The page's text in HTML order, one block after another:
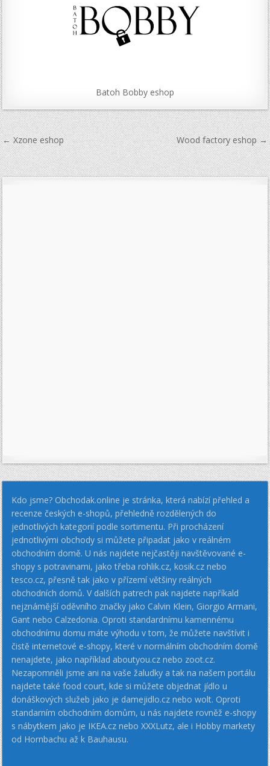
Batoh Bobby eshop
Navigace
pro
příspěvek
← Xzone eshop Wood factory eshop →
Kdo jsme? Obchodak.online je stránka, která nabízí přehled a
recenze českých e-shopů, přehledně rozdělených do
jednotlivých kategorií podle sortimentu. Při procházení
jednotlivými obchody si můžete připadat jako v reálném
obchodním domě. U nás najdete nejčastěji navštěvované e-
shopy s potravinami, jako třeba rohlik.cz, kosik.cz nebo
tesco.cz, přesně tak jako v přízemí většiny reálných
obchodních domů. V dalších patrech pak najdete napříkald
nejznámější oděvního značky jako Calvin Klein, Giorgio Armani,
Gant nebo Calzedonia. Oproti standardnímu kamennému
obchodnímu domu máte výhodu v tom, že můžete navštívit i
čistě internetové e-shopy, které v normálním obchodním domě
nenajdete, jako například aboutyou.cz nebo zoot.cz.
Nezapomněli jsme ani na vaše žaludky a tak na našem portálu
najdete také food court, kde si můžete objednat jídlo u
donáškových služeb jako je damejidlo.cz nebo wolt. Oproti
standarním obchodním domům, u nás najdete rovněž e-shopy
s nábytkem jako je IKEA.cz nebo XXXLutz, ale i Hobby markety
od Hornbachu až k Bauhausu.